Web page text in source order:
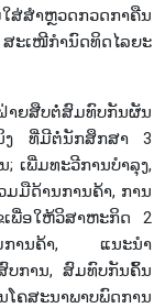
ສ່ສຳຫຼວດກວດກາຄືນ
ະເໜີກຳນົດທິດໄລຍະ
າຍສືບຕໍ່ສົມທົບກັນຜັນ
ນິງ ທີ່ມີຕໍ່ນັກສຶກສາ 3
ເພີ່ມທະວີການບຳລຸງ,
ມືດ້ານການຄ້າ, ການ
ເພື່ອໃຫ້ວິສາຫະກິດ 2
ການຄ້າ, ແນະນຳ
ບການ, ສົມທົບກັນຄົ້ນ
ຄສະນາພາບພົດການ